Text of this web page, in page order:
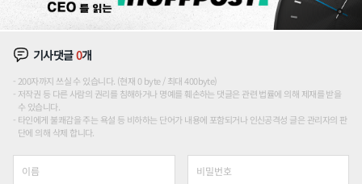
기사댓글0개
200자까지 쓰실 수 있습니다. (현재 0 byte / 최대 400byte)
저작권 등 다른 사람의 권리를 침해하거나 명예를 훼손하는 댓글은 관련 법률에 의해 제재를 받을
수 있습니다.
타인에게 불쾌감을 주는 욕설 등 비하하는 단어가 내용에 포함되거나 인신공격성 글은 관리자의 판
단에 의해 삭제 합니다.